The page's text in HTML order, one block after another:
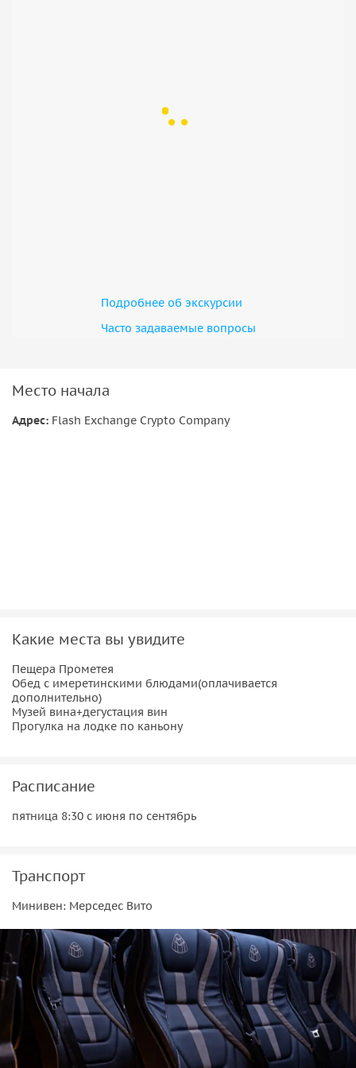
Подробнее об экскурсии
Часто задаваемые вопросы
Место начала
Адрес: Flash Exchange Crypto Company
Какие места вы увидите
Пещера Прометея
Обед с имеретинскими блюдами(оплачивается
дополнительно)
Музей вина+дегустация вин
Прогулка на лодке по каньону
Расписание
пятница 8:30 с июня по сентябрь
Транспорт
Минивен: Мерседес Вито